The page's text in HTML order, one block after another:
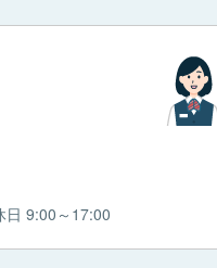
9:00～17:00